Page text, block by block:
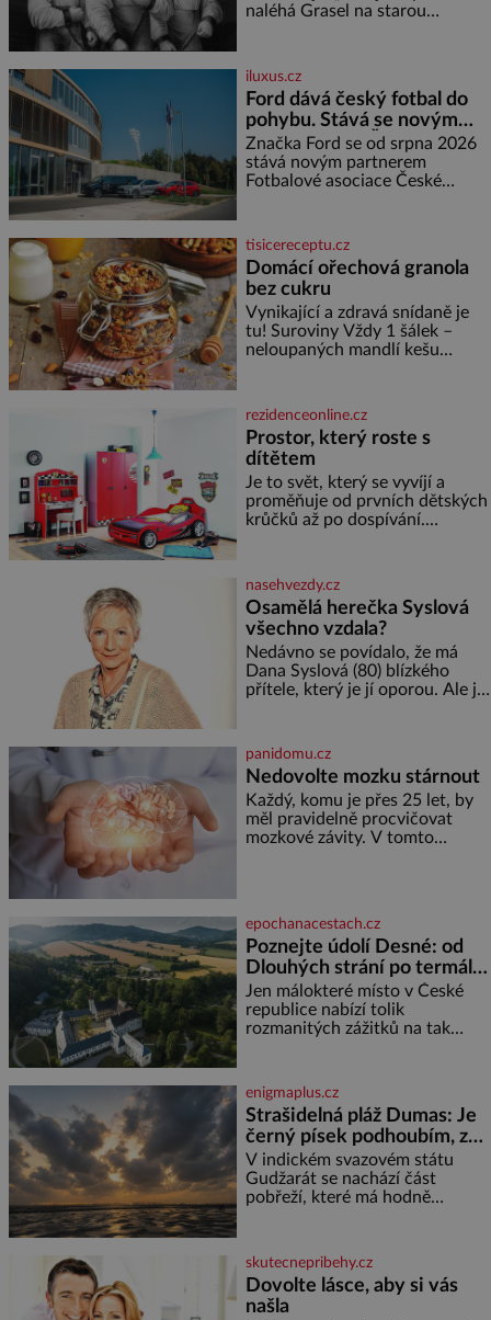
příběh je
naléhá Grasel na starou
nemůže, protože žádné nemá,
spokojí se lupič s několika
měďáky a štůčky látky. Zraněná
žena pár dní nato umírá. Je to
muž nebývale krutý. Jeho činy
budí hrůzu ještě dlouho po jeho
smrti
iluxus.cz
Ford dává český fotbal do
pohybu. Stává se novým
partnerem FAČR
Značka Ford se od srpna 2026
stává novým partnerem
Fotbalové asociace České
asociace, reprezentačních týmů
i českého fotbalu v regionech.
Partner
tisicereceptu.cz
Domácí ořechová granola
bez cukru
Vynikající a zdravá snídaně je
tu! Suroviny Vždy 1 šálek –
neloupaných mandlí kešu
semínek dýně rozinek 3 šálky
ovesných vloček 1 lžíce mlet
rezidenceonline.cz
Prostor, který roste s
dítětem
Je to svět, který se vyvíjí a
proměňuje od prvních dětských
krůčků až po dospívání.
soustředění i odpočinek a
reaguje na každou etapu života
a specifické potřeby dítěte. Pro
nejmenší je klíčová
jednoduchost, měkkost a
bezpečí, proto by pokoj
miminka měl působit především
nasehvezdy.cz
Osamělá herečka Syslová
všechno vzdala?
Nedávno se povídalo, že má
Dana Syslová (80) blízkého
přítele, který je jí oporou. Ale je
častěji mluví o svém odchodu.
Dohnala ji snad samota? Půs
panidomu.cz
Nedovolte mozku stárnout
Každý, komu je přes 25 let, by
měl pravidelně procvičovat
mozkové závity. V tomto
marně v paměti lovíte název
knížky, kterou jste nedávno
přečetli. Je to opravdu tak, s
věkem jako kdyby se paměť
rozhodla stávkovat. Cvičte
epochanacestach.cz
Poznejte údolí Desné: od
Dlouhých strání po termální
prameny
Jen málokteré místo v České
republice nabízí tolik
rozmanitých zážitků na tak
jediného dne můžete
nahlédnout do útrob jedné z
nejvýznamnějších vodních
elektráren v Evropě, vydat se na
horské hřebeny, projet se na
koloběžce a den zakončit
poznáváním památek ve
enigmaplus.cz
Strašidelná pláž Dumas: Je
černý písek podhoubím, ze
kterého roste zlo?
V indickém svazovém státu
Gudžarát se nachází část
pobřeží, které má hodně
Proč má pláž takové netypické
zbarvení? Nakolik jsou pravd
skutecnepribehy.cz
Dovolte lásce, aby si vás
našla